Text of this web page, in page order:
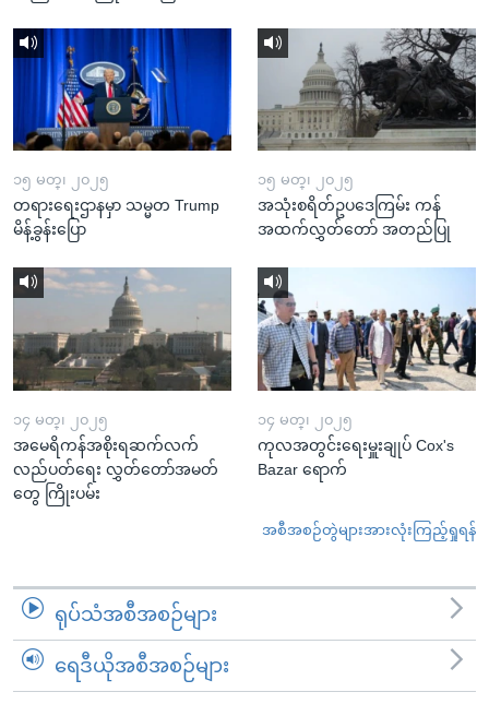
၁၅ မတ္၊ ၂၀၂၅
တရားရေးဌာနမှာ သမ္မတ Trump
မိန့်ခွန်းပြော
၁၅ မတ္၊ ၂၀၂၅
အသုံးစရိတ်ဥပဒေကြမ်း ကန်
အထက်လွှတ်တော် အတည်ပြု
၁၄ မတ္၊ ၂၀၂၅
အမေရိကန်အစိုးရဆက်လက်
လည်ပတ်ရေး လွှတ်တော်အမတ်
တွေ ကြိုးပမ်း
၁၄ မတ္၊ ၂၀၂၅
ကုလအတွင်းရေးမှူးချုပ် Cox's
Bazar ရောက်
အစီအစဉ်တွဲများအားလုံးကြည့်ရှုရန်
ရုပ်သံအစီအစဉ်များ
ရေဒီယိုအစီအစဉ်များ